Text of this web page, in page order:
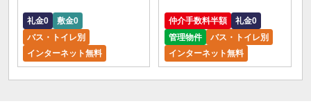
礼金0
敷金0
バス・トイレ別
インターネット無料
仲介手数料半額
礼金0
管理物件
バス・トイレ別
インターネット無料